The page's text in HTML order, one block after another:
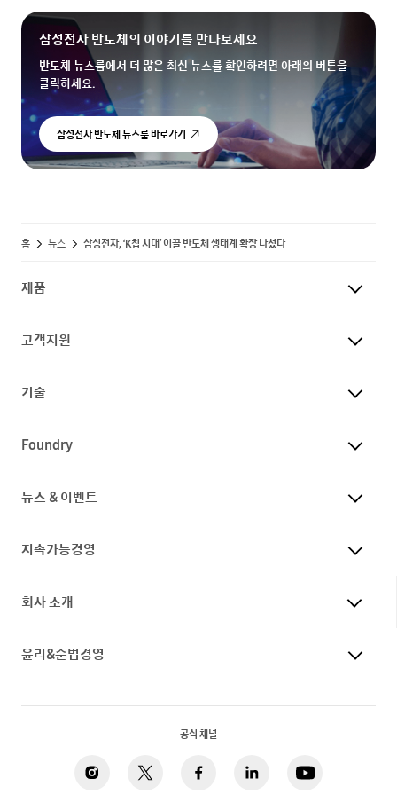
삼성전자 반도체의 이야기를 만나보세요
반도체 뉴스룸에서 더 많은 최신 뉴스를 확인하려면 아래의 버튼을
클릭하세요.
삼성전자 반도체 뉴스룸 바로가기
홈 뉴스 삼성전자, ‘K칩 시대’ 이끌 반도체 생태계 확장 나섰다
제품
고객지원
기술
Foundry
뉴스 & 이벤트
지속가능경영
회사 소개
윤리&준법경영
공식 채널